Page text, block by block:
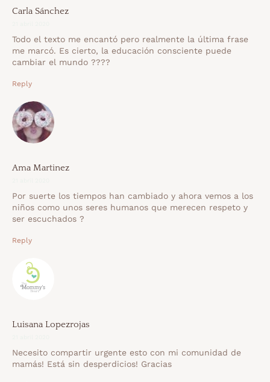
Carla Sánchez
Todo el texto me encantó pero realmente la última frase
me marcó. Es cierto, la educación consciente puede
cambiar el mundo ????
Reply
Ama Martinez
Por suerte los tiempos han cambiado y ahora vemos a los
niños como unos seres humanos que merecen respeto y
ser escuchados ?
Reply
Luisana Lopezrojas
Necesito compartir urgente esto con mi comunidad de
mamás! Está sin desperdicios! Gracias